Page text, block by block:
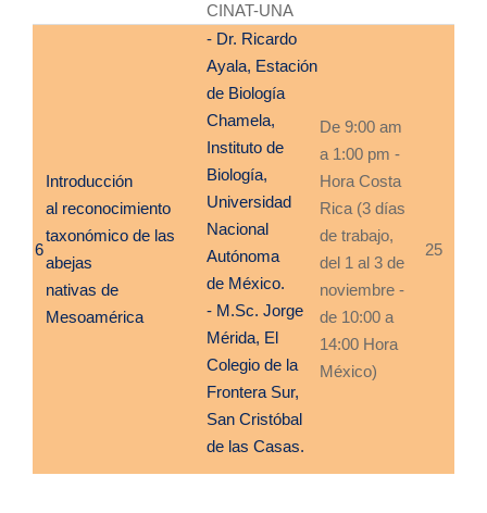
CINAT-UNA
6
Introducción
al reconocimiento
taxonómico de las
abejas
nativas de
Mesoamérica
- Dr. Ricardo
Ayala, Estación
de Biología
Chamela,
Instituto de
Biología,
Universidad
Nacional
Autónoma
de México.
- M.Sc. Jorge
Mérida, El
Colegio de la
Frontera Sur,
San Cristóbal
de las Casas.
De 9:00 am
a 1:00 pm -
Hora Costa
Rica (3 días
de trabajo,
del 1 al 3 de
noviembre -
de 10:00 a
14:00 Hora
México)
25